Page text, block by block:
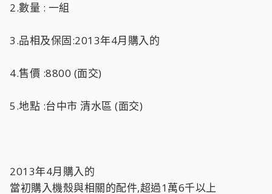
2.數量 : 一組
3.品相及保固:2013年4月購入的
4.售價 :8800 (面交)
5.地點 :台中市 清水區 (面交)
2013年4月購入的
當初購入機殼與相關的配件,超過1萬6千以上